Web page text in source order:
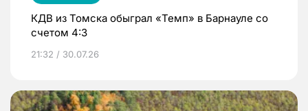
КДВ из Томска обыграл «Темп» в Барнауле со
счетом 4:3
21:32 / 30.07.26